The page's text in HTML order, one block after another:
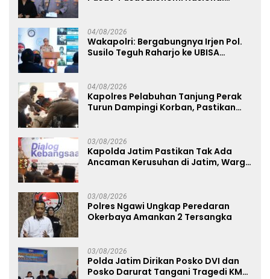
04/08/2026
Wakapolri: Bergabungnya Irjen Pol.
Susilo Teguh Raharjo ke UBISA
04/08/2026
Kapolres Pelabuhan Tanjung Perak
Turun Dampingi Korban, Pastikan
03/08/2026
Kapolda Jatim Pastikan Tak Ada
Ancaman Kerusuhan di Jatim, Warga
03/08/2026
Polres Ngawi Ungkap Peredaran
Okerbaya Amankan 2 Tersangka
03/08/2026
Polda Jatim Dirikan Posko DVI dan
Posko Darurat Tangani Tragedi KMP